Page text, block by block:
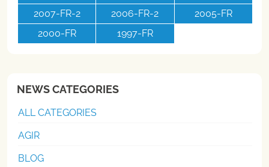
2007-FR-2
2006-FR-2
2005-FR
2000-FR
1997-FR
NEWS CATEGORIES
ALL CATEGORIES
AGIR
BLOG